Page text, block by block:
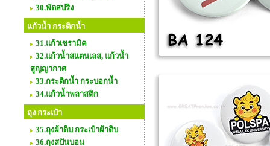
30.พัดสปริง
แก้วน้ำ กระติกน้ำ
31.แก้วเซรามิค
32.แก้วน้ำสแตนเลส, แก้วน้ำ
สูญญากาศ
33.กระติกน้ำ กระบอกน้ำ
34.แก้วน้ำพลาสติก
ถุง กระเป๋า
35.ถุงผ้าดิบ กระเป๋าผ้าดิบ
36.ถุงสปันบอน